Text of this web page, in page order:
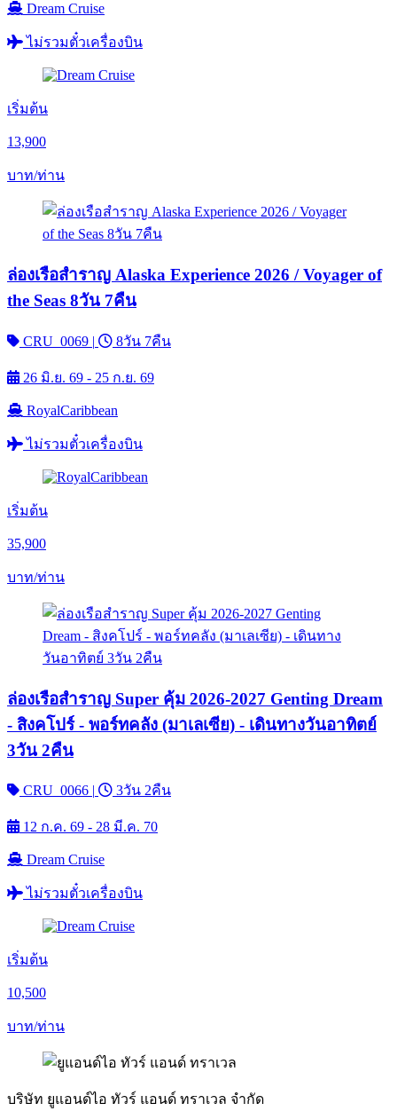
Dream Cruise
ไม่รวมตั๋วเครื่องบิน
เริ่มต้น
13,900
บาท/ท่าน
ล่องเรือสำราญ Alaska Experience 2026 / Voyager of
the Seas 8วัน 7คืน
CRU_0069 | 8วัน 7คืน
26 มิ.ย. 69 - 25 ก.ย. 69
RoyalCaribbean
ไม่รวมตั๋วเครื่องบิน
เริ่มต้น
35,900
บาท/ท่าน
ล่องเรือสำราญ Super คุ้ม 2026-2027 Genting Dream
- สิงคโปร์ - พอร์ทคลัง (มาเลเซีย) - เดินทางวันอาทิตย์
3วัน 2คืน
CRU_0066 | 3วัน 2คืน
12 ก.ค. 69 - 28 มี.ค. 70
Dream Cruise
ไม่รวมตั๋วเครื่องบิน
เริ่มต้น
10,500
บาท/ท่าน
บริษัท ยูแอนด์ไอ ทัวร์ แอนด์ ทราเวล จำกัด